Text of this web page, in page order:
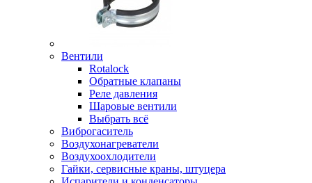
Вентили
Rotalock
Обратные клапаны
Реле давления
Шаровые вентили
Выбрать всё
Виброгаситель
Воздухонагреватели
Воздухоохлодители
Гайки, сервисные краны, штуцера